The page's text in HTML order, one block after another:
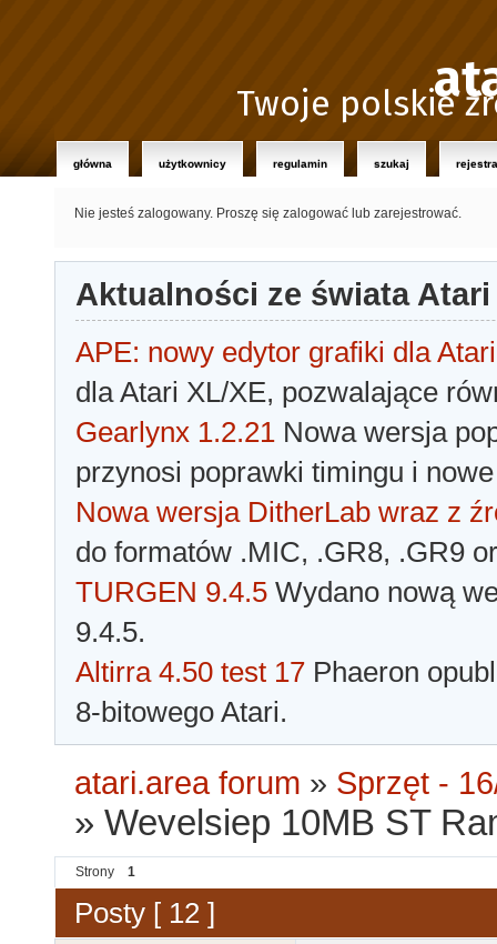
Twoje polskie
główna użytkownicy regulamin szukaj
Nie jesteś zalogowany. Proszę się zalogować lub zarejestrować.
Aktualności ze świata Atari
APE: nowy edytor grafiki dla Atari
dla Atari XL/XE, pozwalające
Gearlynx 1.2.21 Nowa wersja
przynosi poprawki timingu i
Nowa wersja DitherLab wraz z
do formatów .MIC, .GR8, .GR9
TURGEN 9.4.5 Wydano nową
9.4.5.
Altirra 4.50 test 17 Phaeron
8-bitowego Atari.
atari.area forum » Sprzęt -
»Wevelsiep 10MB ST
Strony 1
Posty [ 12 ]